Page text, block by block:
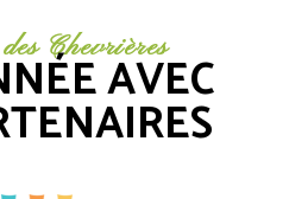
Chevrières
AVEC